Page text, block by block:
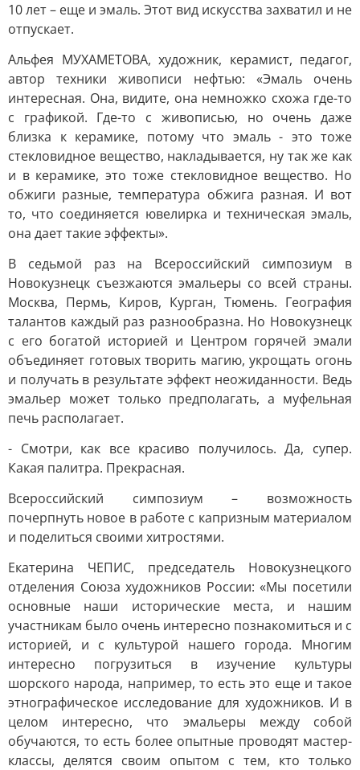
10 лет – еще и эмаль. Этот вид искусства захватил и не
отпускает.
Альфея МУХАМЕТОВА, художник, керамист, педагог,
автор техники живописи нефтью: «Эмаль очень
интересная. Она, видите, она немножко схожа где-то
с графикой. Где-то с живописью, но очень даже
близка к керамике, потому что эмаль - это тоже
стекловидное вещество, накладывается, ну так же как
и в керамике, это тоже стекловидное вещество. Но
обжиги разные, температура обжига разная. И вот
то, что соединяется ювелирка и техническая эмаль,
она дает такие эффекты».
В седьмой раз на Всероссийский симпозиум в
Новокузнецк съезжаются эмальеры со всей страны.
Москва, Пермь, Киров, Курган, Тюмень. География
талантов каждый раз разнообразна. Но Новокузнецк
с его богатой историей и Центром горячей эмали
объединяет готовых творить магию, укрощать огонь
и получать в результате эффект неожиданности. Ведь
эмальер может только предполагать, а муфельная
печь располагает.
- Смотри, как все красиво получилось. Да, супер.
Какая палитра. Прекрасная.
Всероссийский симпозиум – возможность
почерпнуть новое в работе с капризным материалом
и поделиться своими хитростями.
Екатерина ЧЕПИС, председатель Новокузнецкого
отделения Союза художников России: «Мы посетили
основные наши исторические места, и нашим
участникам было очень интересно познакомиться и с
историей, и с культурой нашего города. Многим
интересно погрузиться в изучение культуры
шорского народа, например, то есть это еще и такое
этнографическое исследование для художников. И в
целом интересно, что эмальеры между собой
обучаются, то есть более опытные проводят мастер-
классы, делятся своим опытом с тем, кто только